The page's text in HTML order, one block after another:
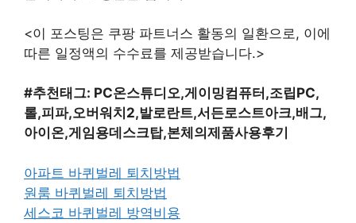
<이 포스팅은 쿠팡 파트너스 활동의 일환으로, 이에
따른 일정액의 수수료를 제공받습니다.>
#추천태그: PC온스튜디오,게이밍컴퓨터,조립PC,
롤,피파,오버워치2,발로란트,서든로스트아크,배그,
아이온,게임용데스크탑,본체의제품사용후기
아파트 바퀴벌레 퇴치방법
원룸 바퀴벌레 퇴치방법
세스코 바퀴벌레 방역비용